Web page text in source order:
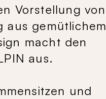
Vorstellung von
aus gemütlichem
macht den
aus.
und